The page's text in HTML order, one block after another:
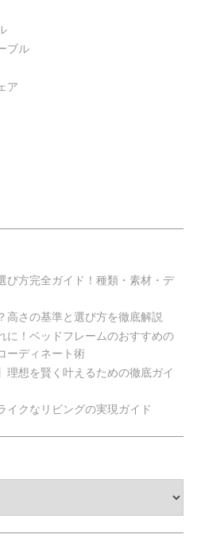
ブル
ア
び方完全ガイド！種類・素材・デ
高さの基準と選び方を徹底解説
に！ベッドフレームのおすすめの
ーディネート術
理想を賢く叶えるための徹底ガイ
イクなリビングの実現ガイド